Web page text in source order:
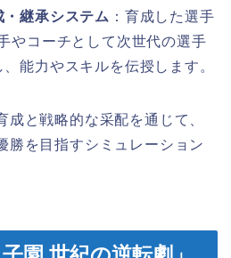
継承システム ：​ 育成した選手
やコーチとして次世代の選手
能力やスキルを伝授します。
成と戦略的な采配を通じて、
勝を目指すシミュレーション